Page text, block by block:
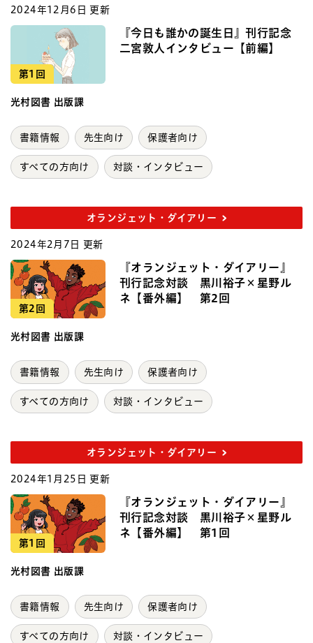
2024年12月6日 更新
第1回
『今日も誰かの誕生日』刊行記念
二宮敦人インタビュー【前編】
光村図書 出版課
書籍情報 先生向け 保護者向け
すべての方向け 対談・インタビュー
オランジェット・ダイアリー
2024年2月7日 更新
第2回
『オランジェット・ダイアリー』
刊行記念対談 黒川裕子×星野ル
ネ【番外編】 第2回
光村図書 出版課
書籍情報 先生向け 保護者向け
すべての方向け 対談・インタビュー
オランジェット・ダイアリー
2024年1月25日 更新
第1回
『オランジェット・ダイアリー』
刊行記念対談 黒川裕子×星野ル
ネ【番外編】 第1回
光村図書 出版課
書籍情報 先生向け 保護者向け
すべての方向け 対談・インタビュー